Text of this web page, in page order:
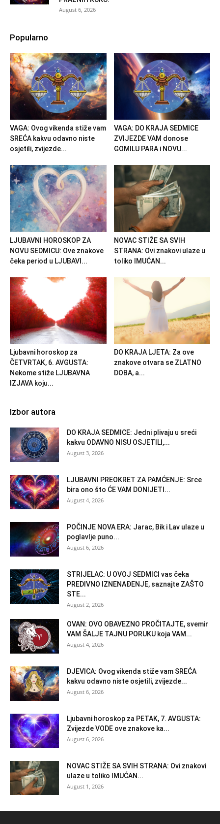
August 6, 2026
Popularno
VAGA: Ovog vikenda stiže vam
SREĆA kakvu odavno niste
osjetili, zvijezde...
VAGA: DO KRAJA SEDMICE
ZVIJEZDE VAM donose
GOMILU PARA i NOVU...
LJUBAVNI HOROSKOP ZA
NOVU SEDMICU: Ove znakove
čeka period u LJUBAVI...
NOVAC STIŽE SA SVIH
STRANA: Ovi znakovi ulaze u
toliko IMUĆAN...
Ljubavni horoskop za
ČETVRTAK, 6. AVGUSTA:
Nekome stiže LJUBAVNA
IZJAVA koju...
DO KRAJA LJETA: Za ove
znakove otvara se ZLATNO
DOBA, a...
Izbor autora
DO KRAJA SEDMICE: Jedni plivaju u sreći
kakvu ODAVNO NISU OSJETILI,...
August 3, 2026
LJUBAVNI PREOKRET ZA PAMĆENJE: Srce
bira ono što ĆE VAM DONIJETI...
August 4, 2026
POČINJE NOVA ERA: Jarac, Bik i Lav ulaze u
poglavlje puno...
August 6, 2026
STRIJELAC: U OVOJ SEDMICI vas čeka
PREDIVNO IZNENAĐENJE, saznajte ZAŠTO
STE...
August 2, 2026
OVAN: OVO OBAVEZNO PROČITAJTE, svemir
VAM ŠALJE TAJNU PORUKU koja VAM...
August 4, 2026
DJEVICA: Ovog vikenda stiže vam SREĆA
kakvu odavno niste osjetili, zvijezde...
August 6, 2026
Ljubavni horoskop za PETAK, 7. AVGUSTA:
Zvijezde VODE ove znakove ka...
August 6, 2026
NOVAC STIŽE SA SVIH STRANA: Ovi znakovi
ulaze u toliko IMUĆAN...
August 1, 2026